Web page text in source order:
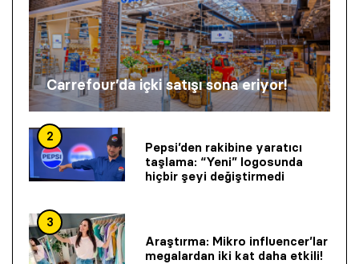
Carrefour’da içki satışı sona eriyor!
2
Pepsi’den rakibine yaratıcı
taşlama: “Yeni” logosunda
hiçbir şeyi değiştirmedi
3
Araştırma: Mikro influencer’lar
megalardan iki kat daha etkili!